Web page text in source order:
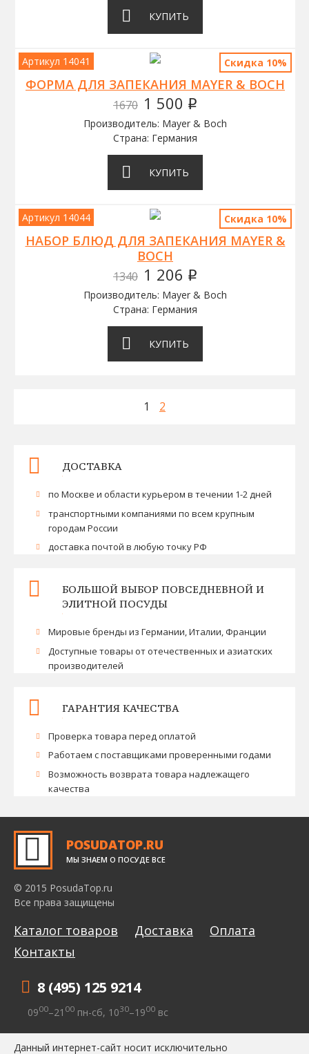
КУПИТЬ
Артикул 14041 Скидка 10%
ФОРМА ДЛЯ ЗАПЕКАНИЯ MAYER & BOCH
1670 1 500 q
Производитель: Mayer & Boch
Страна: Германия
КУПИТЬ
Артикул 14044 Скидка 10%
НАБОР БЛЮД ДЛЯ ЗАПЕКАНИЯ MAYER &
BOCH
1340 1 206 q
Производитель: Mayer & Boch
Страна: Германия
КУПИТЬ
1 2
ДОСТАВКА
по Москве и области курьером в течении 1-2 дней
транспортными компаниями по всем крупным
городам России
доставка почтой в любую точку РФ
БОЛЬШОЙ ВЫБОР ПОВСЕДНЕВНОЙ И
ЭЛИТНОЙ ПОСУДЫ
Мировые бренды из Германии, Италии, Франции
Доступные товары от отечественных и азиатских
производителей
ГАРАНТИЯ КАЧЕСТВА
Проверка товара перед оплатой
Работаем с поставщиками проверенными годами
Возможность возврата товара надлежащего
качества
POSUDATOP.RU
МЫ ЗНАЕМ О ПОСУДЕ ВСЕ
© 2015 PosudaTop.ru
Все права защищены
Каталог товаров Доставка
Оплата
Контакты
8 (495) 125 9214
0900–21 00 пн-сб, 1030–1900 вс
Данный интернет-сайт носит исключительно